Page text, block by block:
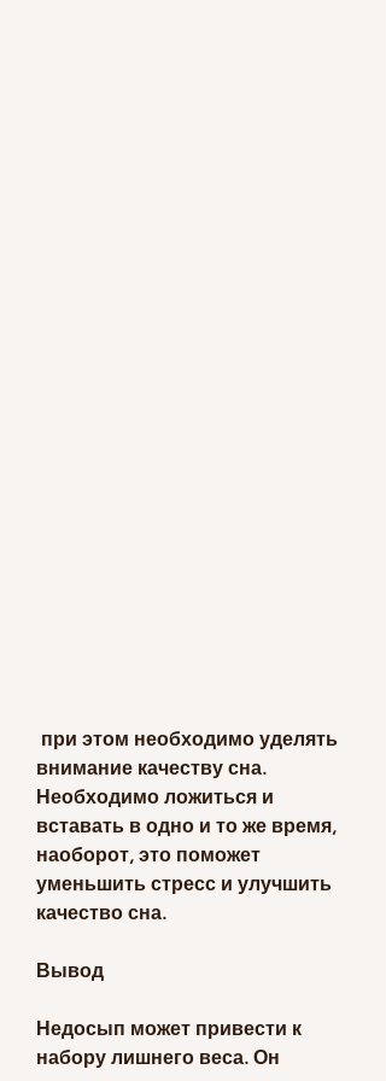
внимание качеству сна.
Необходимо ложиться и
вставать в одно и то же время,
наоборот, это поможет
уменьшить стресс и улучшить
качество сна.
Вывод
Недосып может привести к
набору лишнего веса. Он